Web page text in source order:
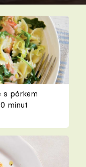
s pórkem
minut